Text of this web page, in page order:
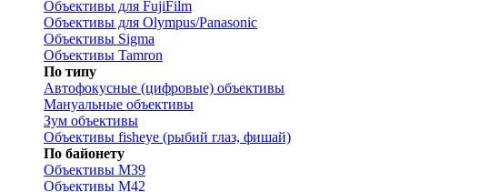
Объективы для FujiFilm
Объективы для Olympus/Panasonic
Объективы Sigma
Объективы Tamron
По типу
Автофокусные (цифровые) объективы
Мануальные объективы
Зум объективы
Объективы fisheye (рыбий глаз, фишай)
По байонету
Объективы M39
Объективы M42